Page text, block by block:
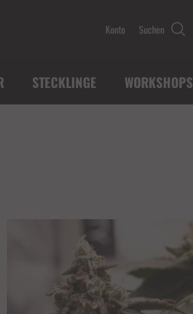
Konto Suchen
STECKLINGE WORKSHOPS